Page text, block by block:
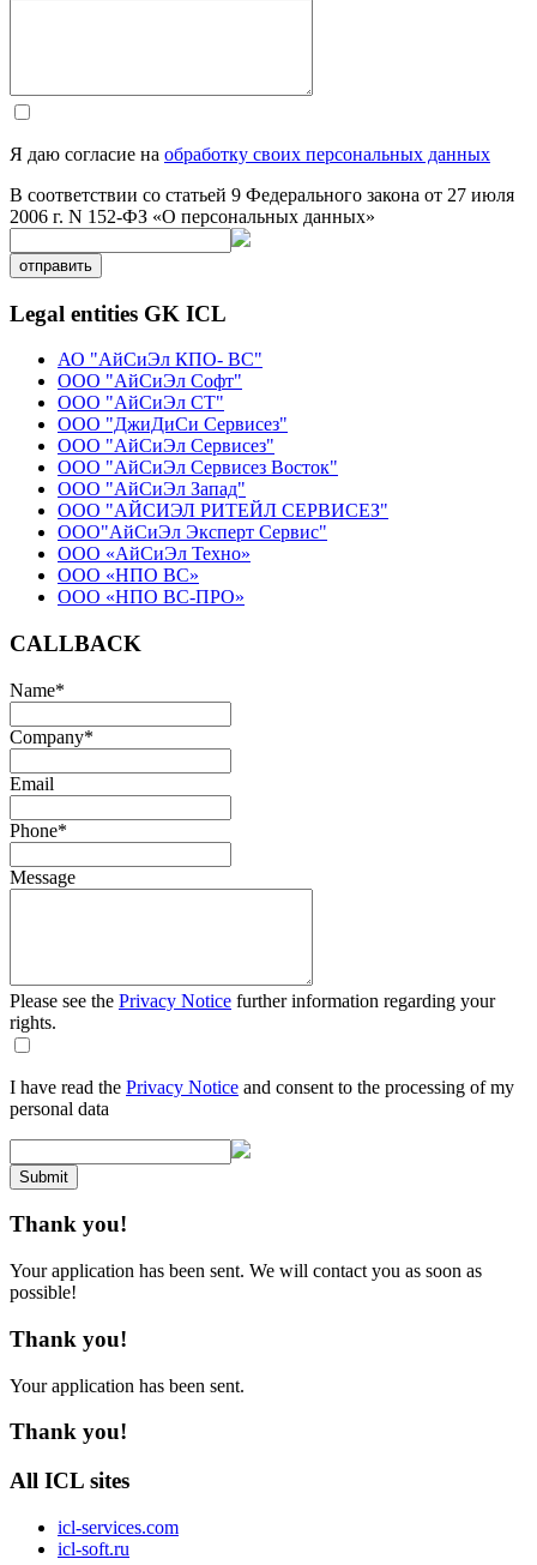
Я даю согласие на обработку своих персональных данных
В соответствии со статьей 9 Федерального закона от 27 июля
2006 г. N 152-ФЗ «О персональных данных»
отправить
Legal entities GK ICL
АО "АйСиЭл КПО- ВС"
ООО "АйСиЭл Софт"
ООО "АйСиЭл СТ"
ООО "ДжиДиСи Сервисез"
ООО "АйСиЭл Сервисез"
ООО "АйСиЭл Сервисез Восток"
ООО "АйСиЭл Запад"
ООО "АЙСИЭЛ РИТЕЙЛ СЕРВИСЕЗ"
ООО"АйСиЭл Эксперт Сервис"
ООО «АйСиЭл Техно»
ООО «НПО ВС»
ООО «НПО ВС-ПРО»
CALLBACK
Name*
Company*
Email
Phone*
Message
Please see the Privacy Notice further information regarding your
rights.
I have read the Privacy Notice and consent to the processing of my
personal data
Submit
Thank you!
Your application has been sent. We will contact you as soon as
possible!
Thank you!
Your application has been sent.
Thank you!
All ICL sites
icl-services.com
icl-soft.ru